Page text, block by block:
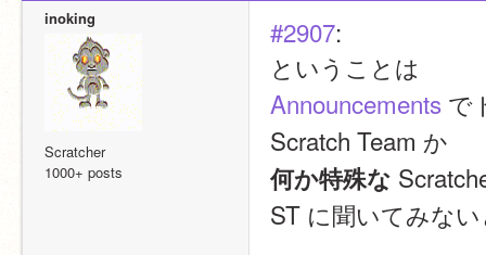
inoking
Scratcher
1000+ posts
#2907:
ということは
Announcements で
Scratch Team か
何か特殊な
ST に聞いてみな